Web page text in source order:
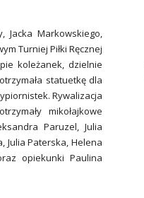
Jacka Markowskiego,
Turniej Piłki Ręcznej
koleżanek, dzielnie
statuetkę dla
Rywalizacja
mikołajkowe
Paruzel, Julia
Julia Paterska, Helena
opiekunki Paulina